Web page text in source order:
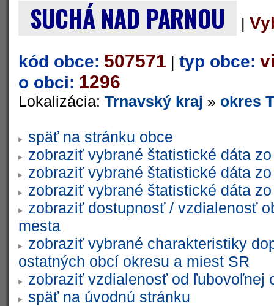
SUCHÁ NAD PARNOU |
kód obce: 507571 | typ obce:
o obci: 1296
Lokalizácia: Trnavský kraj » okres
späť na stránku obce
zobraziť vybrané štatistické dáta
zobraziť vybrané štatistické dáta
zobraziť vybrané štatistické dáta
zobraziť dostupnosť / vzdialenosť
mesta
zobraziť vybrané charakteristiky
ostatných obcí okresu a miest SR
zobraziť vzdialenosť od ľubovoľnej
späť na úvodnú stránku